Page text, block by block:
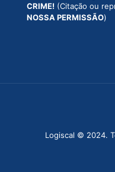
CRIME! (Citação ou
NOSSA PERMISSÃO)
Logiscal © 2024.